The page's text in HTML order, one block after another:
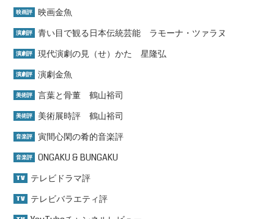
映画評 映画金魚
演劇評 青い目で観る日本伝統芸能 ラモーナ・ツァラヌ
演劇評 現代演劇の見（せ）かた 星隆弘
演劇評 演劇金魚
美術評 言葉と骨董 鶴山裕司
美術評 美術展時評 鶴山裕司
音楽評 寅間心閑の肴的音楽評
音楽評 ONGAKU & BUNGAKU
TV テレビドラマ評
TV テレビバラエティ評